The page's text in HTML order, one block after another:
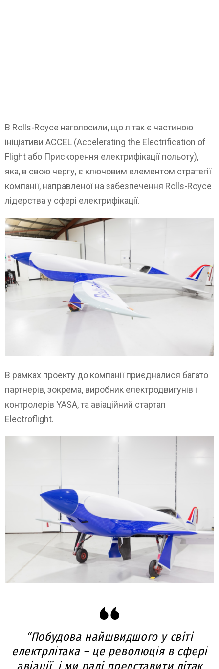
В Rolls-Royce наголосили, що літак є частиною
ініціативи ACCEL (Accelerating the Electrification of
Flight або Прискорення електрифікації польоту),
яка, в свою чергу, є ключовим елементом стратегії
компанії, направленої на забезпечення Rolls-Royce
лідерства у сфері електрифікації.
В рамках проекту до компанії приєдналися багато
партнерів, зокрема, виробник електродвигунів і
контролерів YASA, та авіаційний стартап
Electroflight.
“Побудова найшвидшого у світі
електрлітака – це революція в сфері
авіації, і ми раді представити літак